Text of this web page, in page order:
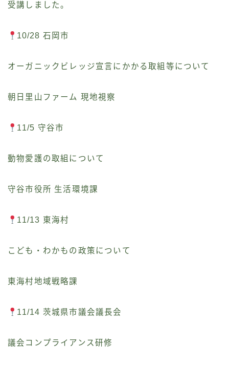
受講しました。
10/28 石岡市
オーガニックビレッジ宣言にかかる取組等について
朝日里山ファーム 現地視察
11/5 守谷市
動物愛護の取組について
守谷市役所 生活環境課
11/13 東海村
こども・わかもの政策について
東海村地域戦略課
11/14 茨城県市議会議長会
議会コンプライアンス研修